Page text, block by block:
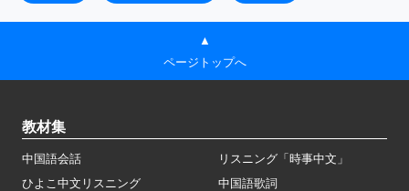
▲
ページトップへ
教材集
中国語会話
リスニング「時事中文」
ひよこ中文リスニング
中国語歌詞